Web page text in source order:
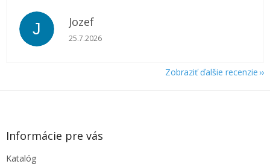
J Jozef
Hodnotenie obchodu je 5 z 5 hviezdičiek.
25.7.2026
Zobraziť ďalšie recenzie
Z
Informácie pre vás
Katalóg